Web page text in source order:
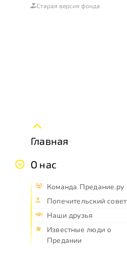
Старая версия фонда
Главная
О нас
Команда Предание.ру
Попечительский совет
Наши друзья
Известные люди о
Предании